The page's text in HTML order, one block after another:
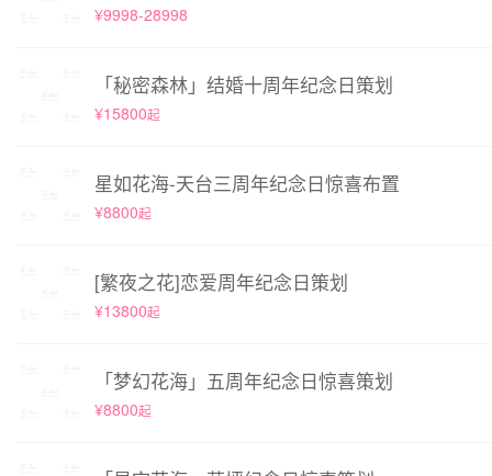
¥9998-28998
「秘密森林」结婚十周年纪念日策划
¥15800起
星如花海-天台三周年纪念日惊喜布置
¥8800起
[繁夜之花]恋爱周年纪念日策划
¥13800起
「梦幻花海」五周年纪念日惊喜策划
¥8800起